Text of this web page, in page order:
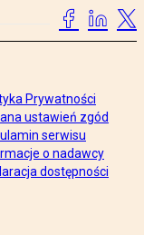
Prywatności
ustawień zgód
serwisu
o nadawcy
dostępności